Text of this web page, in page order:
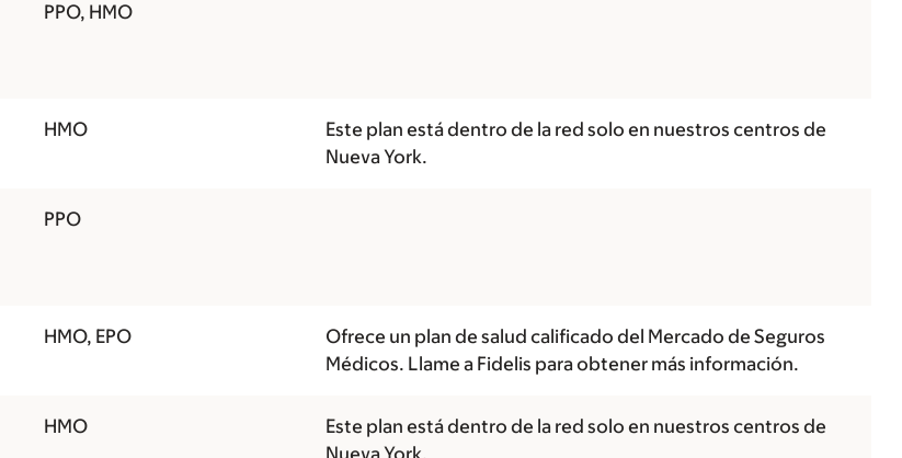
PPO, HMO
HMO
Este plan está dentro de la red solo en nuestros centros de
Nueva York.
PPO
HMO, EPO
Ofrece un plan de salud calificado del Mercado de Seguros
Médicos. Llame a Fidelis para obtener más información.
HMO
Este plan está dentro de la red solo en nuestros centros de
Nueva York.